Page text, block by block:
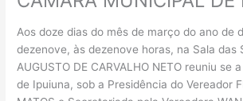
Aos doze dias do mês de março do ano de
dezenove, às dezenove horas, na Sala das
AUGUSTO DE CARVALHO NETO reuniu se
de Ipuiuna, sob a Presidência do Vereador